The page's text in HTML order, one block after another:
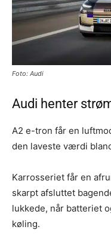
Foto: Audi
Audi henter
A2 e-tron får en
den laveste værdi
Karrosseriet får en
skarpt afsluttet
lukkede, når batteriet
køling.